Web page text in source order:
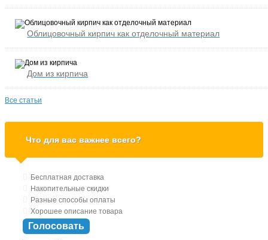
Облицовочный кирпич как отделочный материал
Дом из кирпича
Все статьи
Что для вас важнее всего?
Бесплатная доставка
Накопительные скидки
Разные способы оплаты
Хорошее описание товара
Голосовать